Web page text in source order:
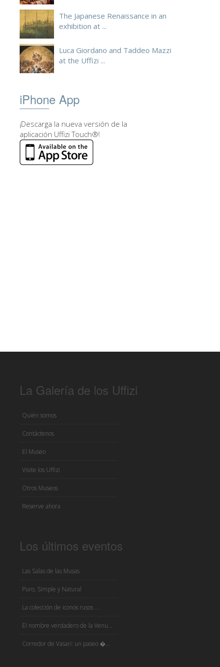
The Japanese Renaissance in an
exhibition at ...
Luca Giordano and Taddeo Mazzi
at the Uffizi ...
iPhone App
¡Descarga la nueva versión de la
aplicación Uffizi Touch®!
La Galería de los Uffizi
Quién somos
Contáctenos
El Museo
Visite los Uffizi
Otros Museos
Reserve ahora
Los últimos eventos
Las Salas de las Musas
Puro, Simple y Natural
La colección de iconos rusos ...
El nombre verdadero de la Venu...
Corredor de Vasari: un paseo �...